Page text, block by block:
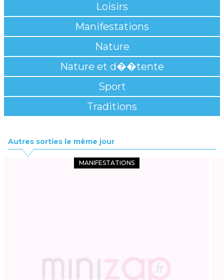
Loisirs
Manifestations
Nature
Nature et d��tente
Sport
Traditions
Autres sorties le même jour
MANIFESTATIONS